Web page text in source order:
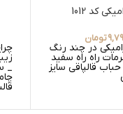
کد 1012
تومان
در چند رنگ
راه راه سفید
قالپاقی سایز _